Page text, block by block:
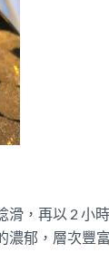
，再以 2 小
郁，層次豐